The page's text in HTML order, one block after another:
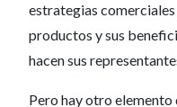
estrategias
productos y sus
hacen sus
Pero hay otro elemento